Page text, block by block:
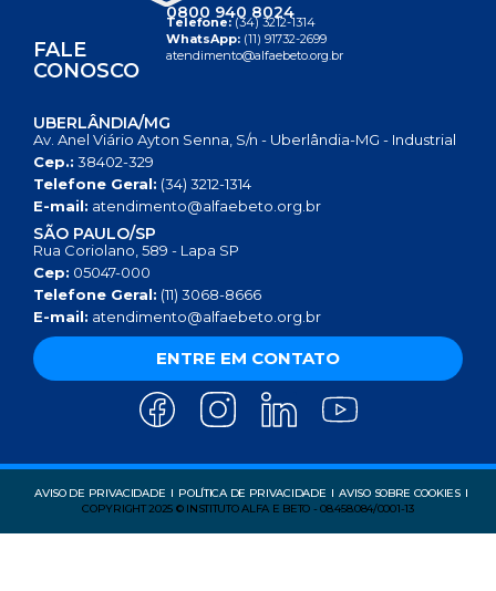
FALE
CONOSCO
0800 940 8024
Telefone:(34) 3212-1314
WhatsApp: (11) 91732-2699
atendimento@alfaebeto.org.br
UBERLÂNDIA/MG
Av. Anel Viário Ayton Senna, S/n - Uberlândia-MG - Industrial
Cep.: 38402-329
Telefone Geral: (34) 3212-1314
E-mail: atendimento@alfaebeto.org.br
SÃO PAULO/SP
Rua Coriolano, 589 - Lapa SP
Cep: 05047-000
Telefone Geral: (11) 3068-8666
E-mail: atendimento@alfaebeto.org.br
ENTRE EM CONTATO
AVISO DE PRIVACIDADE POLÍTICA DE PRIVACIDADE
AVISO SOBRE COOKIES
COPYRIGHT 2025 © INSTITUTO ALFA E BETO - 08.458.084/0001-13